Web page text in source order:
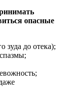
опасные
зуда до отека);